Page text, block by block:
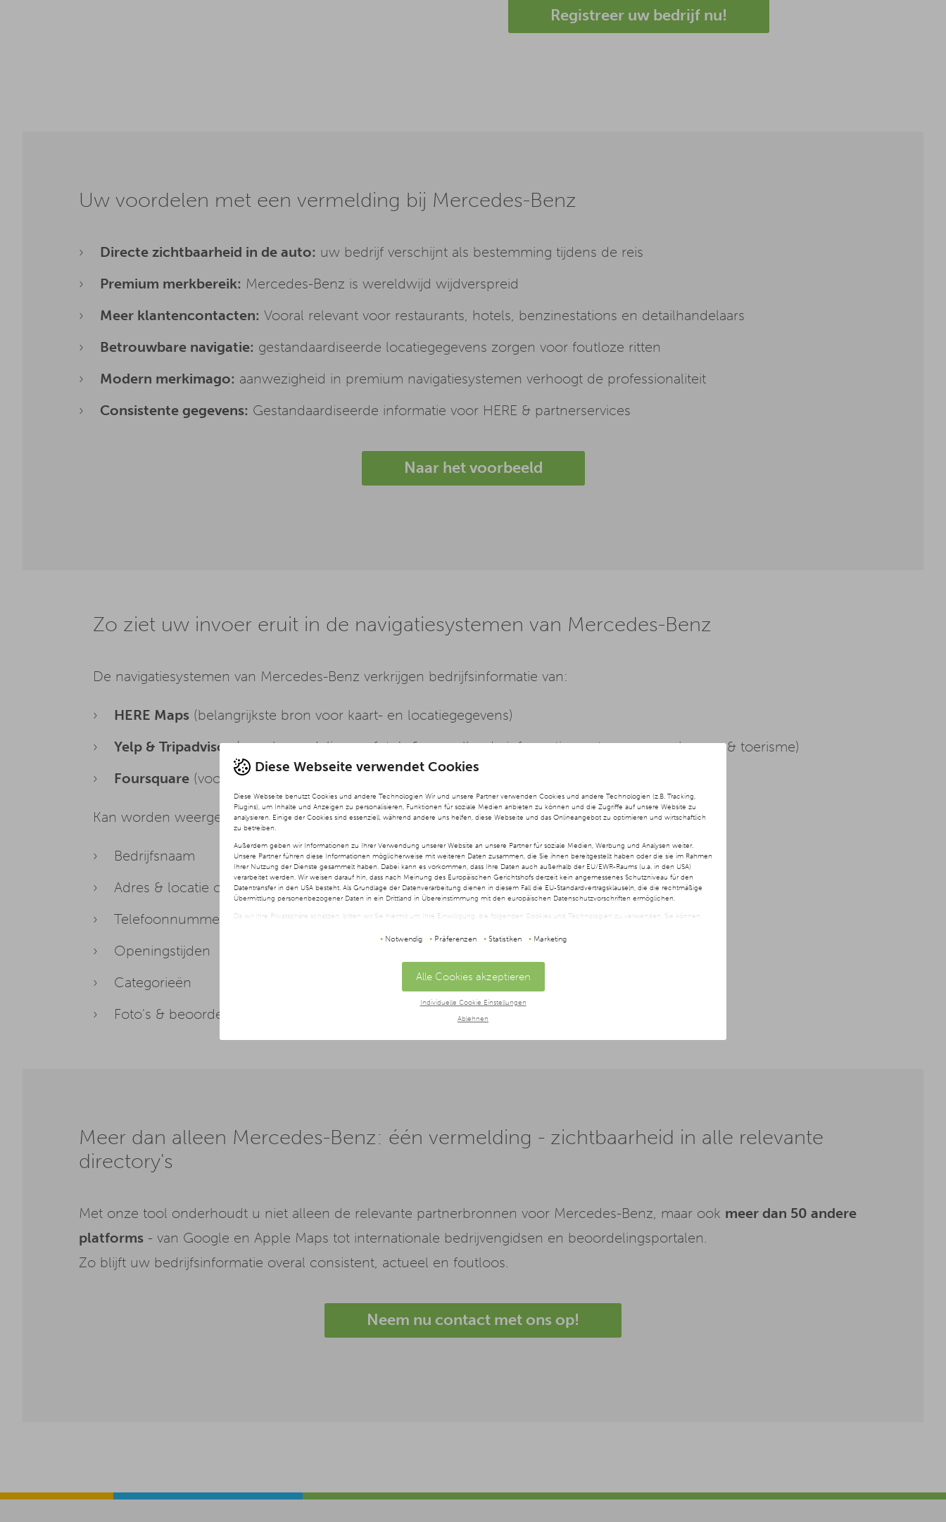
Diese Webseite verwendet Cookies
Diese Webseite benutzt Cookies und andere Technologien Wir und unsere Partner verwenden Cookies und andere Technologien (z.B. Tracking,
Plugins), um Inhalte und Anzeigen zu personalisieren, Funktionen für soziale Medien anbieten zu können und die Zugriffe auf unsere Website zu
analysieren. Einige der Cookies sind essenziell, während andere uns helfen, diese Webseite und das Onlineangebot zu optimieren und wirtschaftlich
zu betreiben.
Außerdem geben wir Informationen zu Ihrer Verwendung unserer Website an unsere Partner für soziale Medien, Werbung und Analysen weiter.
Unsere Partner führen diese Informationen möglicherweise mit weiteren Daten zusammen, die Sie ihnen bereitgestellt haben oder die sie im Rahmen
Ihrer Nutzung der Dienste gesammelt haben. Dabei kann es vorkommen, dass Ihre Daten auch außerhalb der EU/EWR-Raums (u.a. in den USA)
verarbeitet werden. Wir weisen darauf hin, dass nach Meinung des Europäischen Gerichtshofs derzeit kein angemessenes Schutzniveau für den
Datentransfer in den USA besteht. Als Grundlage der Datenverarbeitung dienen in diesem Fall die EU-Standardvertragsklauseln, die die rechtmäßige
Übermittlung personenbezogener Daten in ein Drittland in Übereinstimmung mit den europäischen Datenschutzvorschriften ermöglichen.
Da wir Ihre Privatsphäre schätzen, bitten wir Sie hiermit um Ihre Einwilligung, die folgenden Cookies und Technologien zu verwenden. Sie können
jederzeit später geändert oder widerrufen werden, indem Sie auf die Schaltfläche Einstellungen am unteren Ende der Webseite klicken.
Notwendig Präferenzen Statistiken Marketing
Alle Cookies akzeptieren
Individuelle Cookie Einstellungen
Ablehnen
Registreer uw bedrijf nu!
Uw voordelen met een vermelding bij Mercedes-Benz
Directe zichtbaarheid in de auto: uw bedrijf verschijnt als bestemming tijdens de reis
Premium merkbereik: Mercedes-Benz is wereldwijd wijdverspreid
Meer klantencontacten: Vooral relevant voor restaurants, hotels, benzinestations en detailhandelaars
Betrouwbare navigatie: gestandaardiseerde locatiegegevens zorgen voor foutloze ritten
Modern merkimago: aanwezigheid in premium navigatiesystemen verhoogt de professionaliteit
Consistente gegevens: Gestandaardiseerde informatie voor HERE & partnerservices
Naar het voorbeeld
Zo ziet uw invoer eruit in de navigatiesystemen van Mercedes-Benz
De navigatiesystemen van Mercedes-Benz verkrijgen bedrijfsinformatie van:
HERE Maps (belangrijkste bron voor kaart- en locatiegegevens)
Yelp & Tripadvisor(voor beoordelingen, foto's & aanvullende informatie, met name voor horeca & toerisme)
Foursquare (voor aanvullende locatiegegevens)
Kan worden weergegeven:
Bedrijfsnaam
Adres & locatie coördinaten
Telefoonnummer & website
Openingstijden
Categorieën
Foto's & beoordelingen (via partnerservices)
Meer dan alleen Mercedes-Benz: één vermelding - zichtbaarheid in alle relevante
directory's
Met onze tool onderhoudt u niet alleen de relevante partnerbronnen voor Mercedes-Benz, maar ook meer dan 50 andere
platforms - van Google en Apple Maps tot internationale bedrijvengidsen en beoordelingsportalen.
Zo blijft uw bedrijfsinformatie overal consistent, actueel en foutloos.
Neem nu contact met ons op!